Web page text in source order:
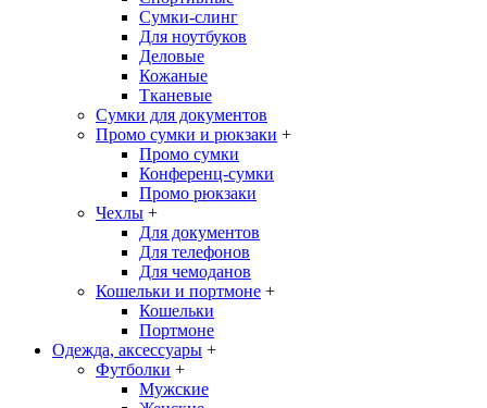
Сумки-слинг
Для ноутбуков
Деловые
Кожаные
Тканевые
Сумки для документов
Промо сумки и рюкзаки +
Промо сумки
Конференц-сумки
Промо рюкзаки
Чехлы +
Для документов
Для телефонов
Для чемоданов
Кошельки и портмоне +
Кошельки
Портмоне
Одежда, аксессуары +
Футболки +
Мужские